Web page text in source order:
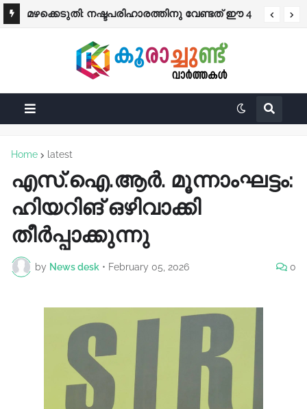
മഴക്കെടുതി: നഷ്ടപരിഹാരത്തിനു വേണ്ടത് ഈ 4
Home latest
എസ്.ഐ.ആർ. മൂന്നാംഘട്ടം:
ഹിയറിങ് ഒഴിവാക്കി
തീർപ്പാക്കുന്നു
by News desk • February 05, 2026 0